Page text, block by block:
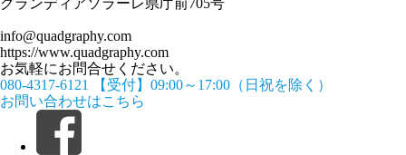
info@quadgraphy.com
https://www.quadgraphy.com
お気軽にお問合せください。
080-4317-6121
【受付】09:00～17:00（日祝を除く）
お問い合わせはこちら